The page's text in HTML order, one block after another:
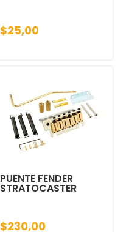
$25,00
PUENTE FENDER
STRATOCASTER
$230,00